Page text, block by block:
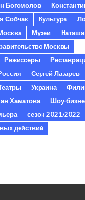
Богомолов
Собчак Культура
Музеи
Москвы
Режиссеры
Сергей Лазарев
Украина
Хаматова Шоу-
сезон 2021/2022
действий